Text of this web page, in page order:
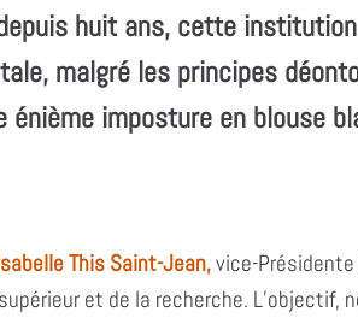
huit ans, cette institution
malgré les principes
énième imposture en blouse
This Saint-Jean,vice-Présidente
et de la recherche. L’objectif,